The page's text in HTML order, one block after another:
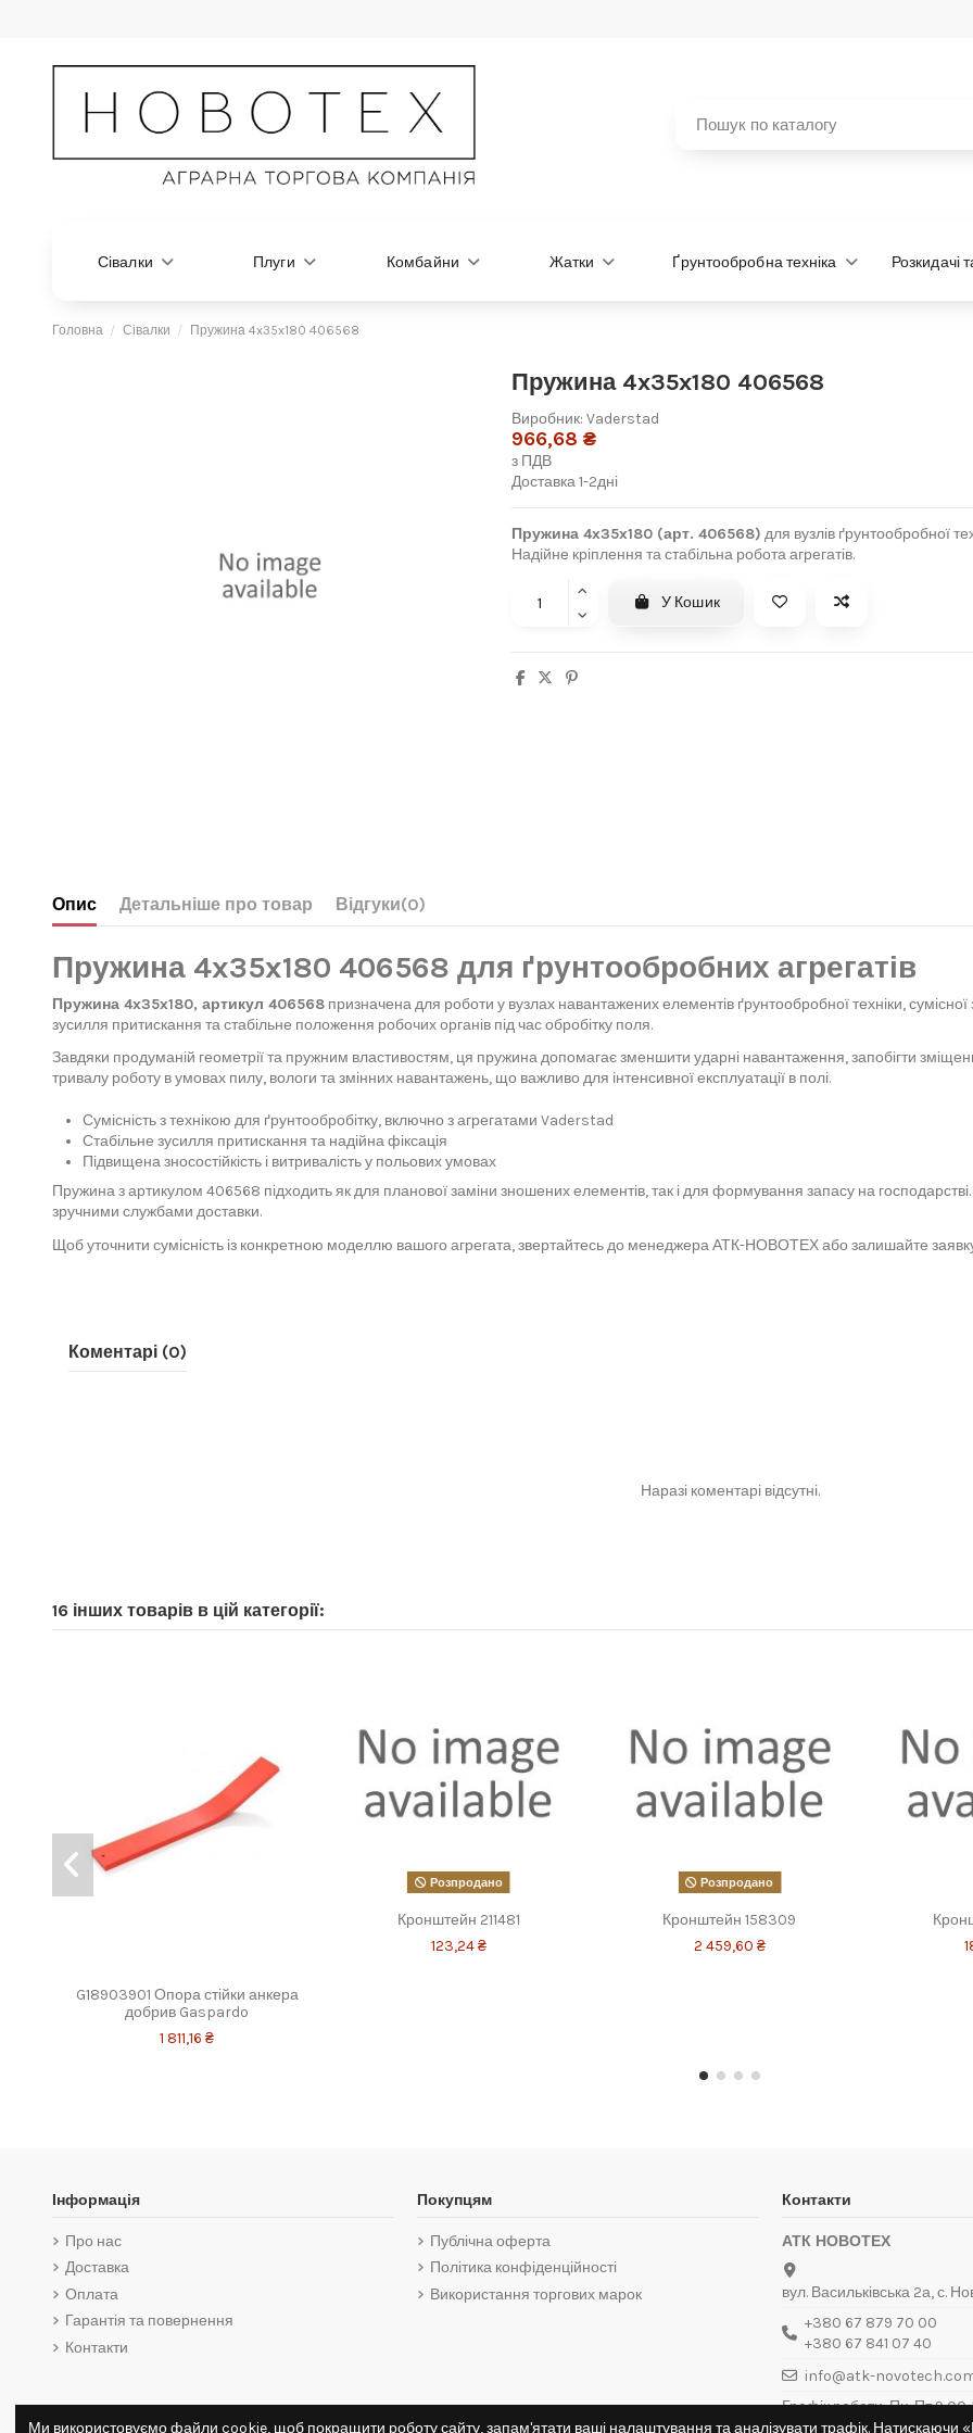
Сівалки Плуги Комбайни Жатки Ґрунтообробна техніка Розкидачі
Головна Сівалки Пружина 4x35x180 406568
Пружина 4x35x180 406568
Виробник: Vaderstad
966,68 ₴
з ПДВ
Доставка 1-2дні
Пружина 4x35x180 (арт. 406568) для вузлів ґрунтообробної
Надійне кріплення та стабільна робота агрегатів.
У Кошик
Опис Детальніше про товар Відгуки(0)
Пружина 4x35x180 406568 для ґрунтообробних агрегатів
Пружина 4x35x180, артикул 406568призначена для роботи у вузлах навантажених елементів ґрунтообробної техніки,
зусилля притискання та стабільне положення робочих органів під час обробітку поля.
Завдяки продуманій геометрії та пружним властивостям, ця пружина допомагає зменшити ударні навантаження, запобігти
тривалу роботу в умовах пилу, вологи та змінних навантажень, що важливо для інтенсивної експлуатації в полі.
Сумісність з технікою для ґрунтообробітку, включно з агрегатами Vaderstad
Стабільне зусилля притискання та надійна фіксація
Підвищена зносостійкість і витривалість у польових умовах
Пружина з артикулом 406568 підходить як для планової заміни зношених елементів, так і для формування запасу на господарстві.
зручними службами доставки.
Щоб уточнити сумісність із конкретною моделлю вашого агрегата, звертайтесь до менеджера АТК-НОВОТЕХ або залишайте заявку
Коментарі (0)
Наразі коментарі відсутні.
16 інших товарів в цій категорії:
G18903901 Опора стійки анкера
добрив Gaspardo
1 811,16 ₴
Розпродано
Кронштейн 211481
123,24 ₴
Розпродано
Кронштейн 158309
2 459,60 ₴
Інформація
Про нас
Доставка
Оплата
Гарантія та повернення
Контакти
Покупцям
Публічна оферта
Політика конфіденційності
Використання торгових марок
Контакти
АТК НОВОТЕХ
вул. Васильківська 2а, с.
+380 67 879 70 00
+380 67 841 07 40
info@atk-
Графік роботи: Пн-Пт
Нд — вихідний
Ми використовуємо файли cookie, щоб покращити роботу сайту, запам'ятати ваші налаштування та аналізувати трафік. Натискаючи